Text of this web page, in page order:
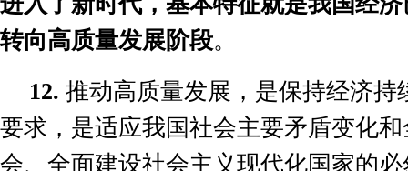
转向高质量发展阶段。
12. 推动高质量发展，是保持经济持
要求，是适应我国社会主要矛盾变化
会、全面建设社会主义现代化国家的